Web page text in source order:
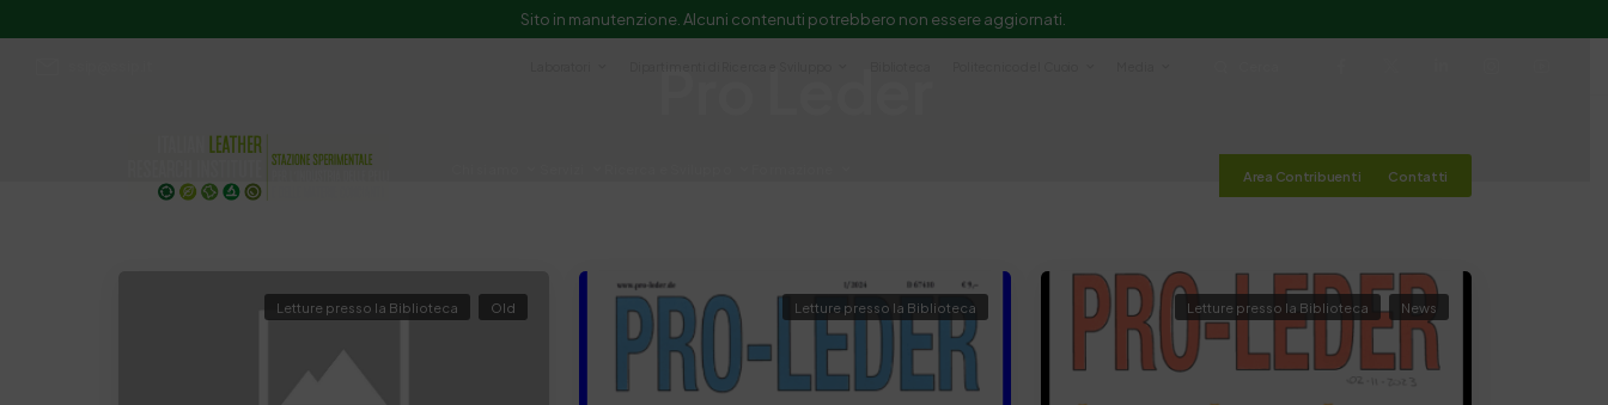
Sito in manutenzione. Alcuni contenuti potrebbero non essere aggiornati.
Area Contribuenti Contatti
Letture presso la Biblioteca Old Letture presso la Biblioteca Letture presso la Biblioteca News